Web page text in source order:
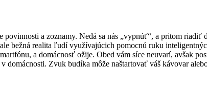
a zoznamy. Nedá sa nás „vypnúť“, a pritom riadiť
bežná realita ľudí využívajúcich pomocnú ruku
a domácnosť ožije. Obed vám síce neuvarí, avšak
Zvuk budíka môže naštartovať váš kávovar